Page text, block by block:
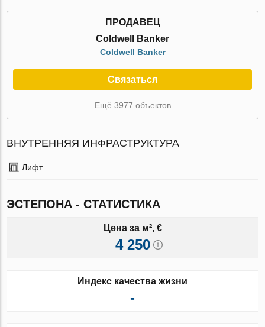
ПРОДАВЕЦ
Coldwell Banker
Coldwell Banker
Связаться
Ещё 3977 объектов
ВНУТРЕННЯЯ ИНФРАСТРУКТУРА
Лифт
ЭСТЕПОНА - СТАТИСТИКА
Цена за м², €
4 250
Индекс качества жизни
-